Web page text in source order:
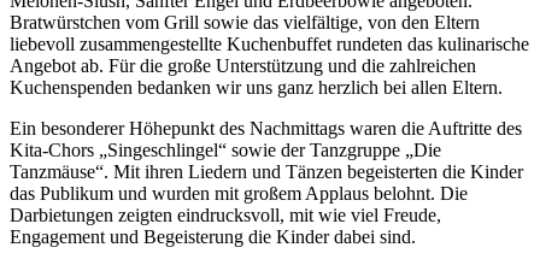
Bratwürstchen vom Grill sowie das vielfältige, von den Eltern
liebevoll zusammengestellte Kuchenbuffet rundeten das kulinarische
Angebot ab. Für die große Unterstützung und die zahlreichen
Kuchenspenden bedanken wir uns ganz herzlich bei allen Eltern.
Ein besonderer Höhepunkt des Nachmittags waren die Auftritte des
Kita-Chors „Singeschlingel“ sowie der Tanzgruppe „Die
Tanzmäuse“. Mit ihren Liedern und Tänzen begeisterten die Kinder
das Publikum und wurden mit großem Applaus belohnt. Die
Darbietungen zeigten eindrucksvoll, mit wie viel Freude,
Engagement und Begeisterung die Kinder dabei sind.